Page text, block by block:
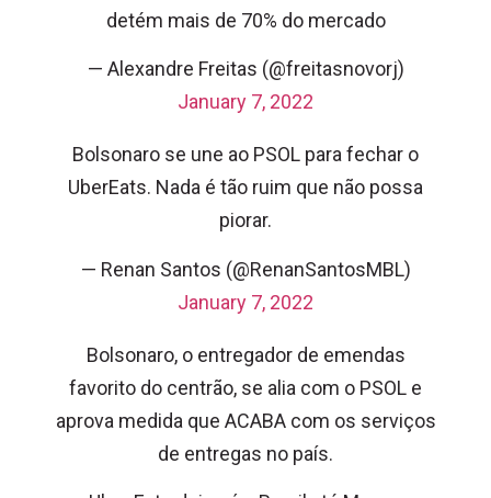
detém mais de 70% do mercado
— Alexandre Freitas (@freitasnovorj)
January 7, 2022
Bolsonaro se une ao PSOL para fechar o
UberEats. Nada é tão ruim que não possa
piorar.
— Renan Santos (@RenanSantosMBL)
January 7, 2022
Bolsonaro, o entregador de emendas
favorito do centrão, se alia com o PSOL e
aprova medida que ACABA com os serviços
de entregas no país.